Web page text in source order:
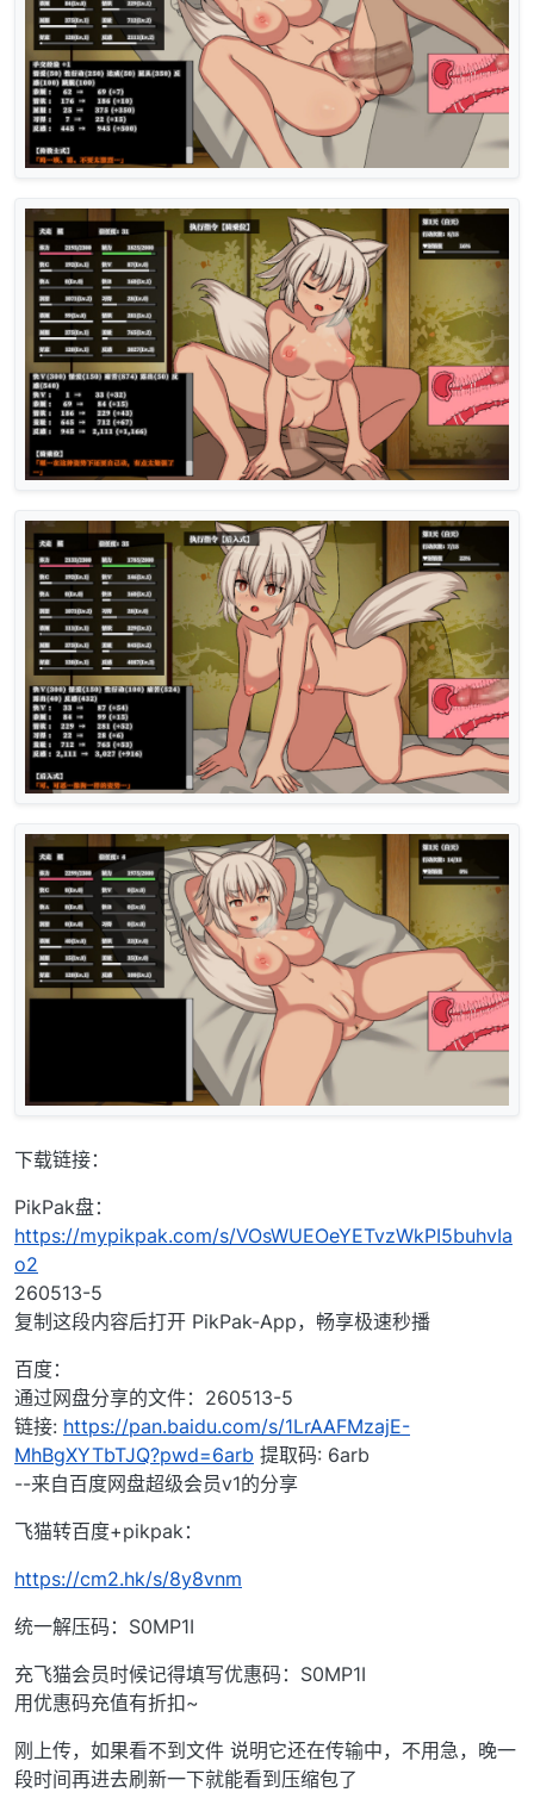
下载链接：
PikPak盘：
https://mypikpak.com/s/VOsWUEOeYETvzWkPI5buhvIa
o2
260513-5
复制这段内容后打开 PikPak-App，畅享极速秒播
百度：
通过网盘分享的文件：260513-5
链接: https://pan.baidu.com/s/1LrAAFMzajE-
MhBgXYTbTJQ?pwd=6arb 提取码: 6arb
--来自百度网盘超级会员v1的分享
飞猫转百度+pikpak：
https://cm2.hk/s/8y8vnm
统一解压码：S0MP1I
充飞猫会员时候记得填写优惠码：S0MP1I
用优惠码充值有折扣~
刚上传，如果看不到文件 说明它还在传输中，不用急，晚一
段时间再进去刷新一下就能看到压缩包了